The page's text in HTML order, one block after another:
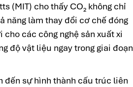
(MIT) cho thấy CO₂ không chỉ
năng làm thay đổi cơ chế đóng
các công nghệ sản xuất xi
độ vật liệu ngay trong giai đoạn
đến sự hình thành cấu trúc liên